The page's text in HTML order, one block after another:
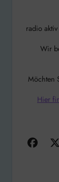
radio
Wir
Möchten
Hier